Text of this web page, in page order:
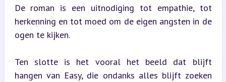
De roman is een uitnodiging tot empathie, tot
herkenning en tot moed om de eigen angsten in de
ogen te kijken.
Ten slotte is het vooral het beeld dat blijft
hangen van Easy, die ondanks alles blijft zoeken